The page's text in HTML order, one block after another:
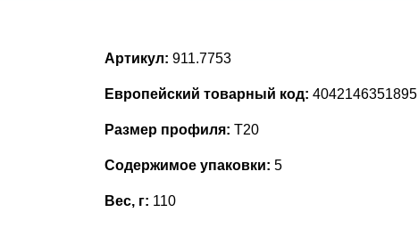
Артикул: 911.7753
Европейский товарный код: 4042146351895
Размер профиля: T20
Содержимое упаковки: 5
Вес, г: 110